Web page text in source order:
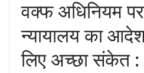
वक्फ अधिनियम
न्यायालय का
लिए अच्छा संकेत :